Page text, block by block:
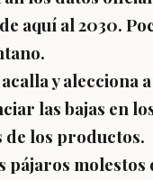
aquí al 2030.
y alecciona
las bajas en
de los productos.
pájaros